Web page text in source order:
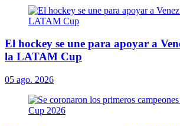
El hockey se une para apoyar a
la LATAM Cup
05 ago. 2026